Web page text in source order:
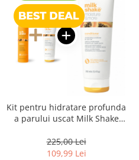
Kit pentru hidratare profunda
a parului uscat Milk Shake
225,00 Lei
109,99 Lei